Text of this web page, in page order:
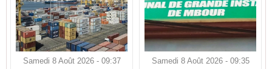
Samedi 8 Août 2026 - 09:37 Samedi 8 Août 2026 - 09:35